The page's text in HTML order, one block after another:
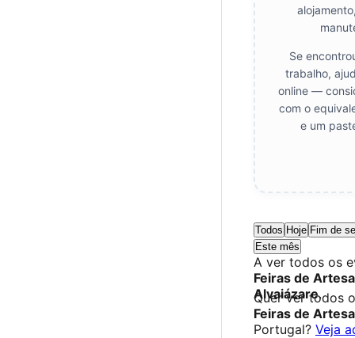
Se
trabalho,
online —
com o
e um
Todos Hoje Fim de
Este mês
A ver todos os
Feiras de
Alvaiázare.
Quer ver todos
Feiras de
Portugal? Veja